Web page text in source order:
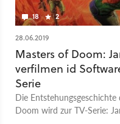
18 2
28.06.2019
Masters of Doom:
verfilmen id
Serie
Die
Doom wird zur TV-Serie: